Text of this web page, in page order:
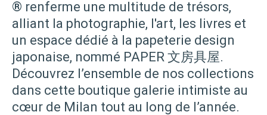
® renferme une multitude de trésors,
alliant la photographie, l'art, les livres et
un espace dédié à la papeterie design
japonaise, nommé PAPER 文房具屋.
Découvrez l’ensemble de nos collections
dans cette boutique galerie intimiste au
cœur de Milan tout au long de l’année.